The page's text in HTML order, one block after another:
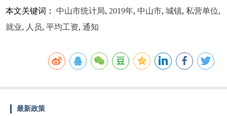
本文关键词： 中山市统计局,2019年, 中山市,城镇,私营单位,
就业, 人员,平均工资,通知
最新政策